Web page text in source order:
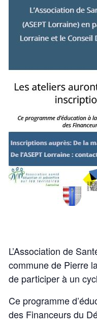
L’Association de
commune de Pierre
de participer à un
Ce programme
des Financeurs du